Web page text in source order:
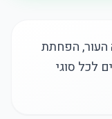
העור, הפחתת
לכל סוגי